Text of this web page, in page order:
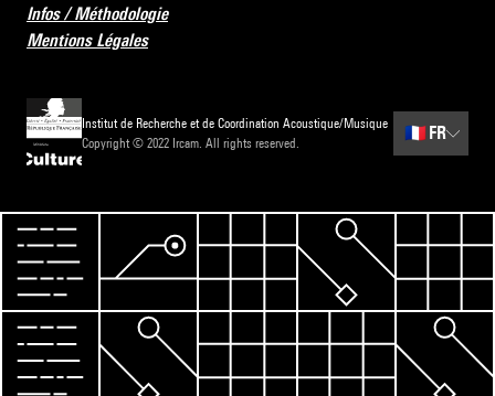
Infos / Méthodologie
Mentions Légales
Institut de Recherche et de Coordination Acoustique/Musique
Copyright © 2022 Ircam. All rights reserved.
🇫🇷 FR